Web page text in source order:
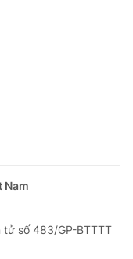
Nam
số 483/GP-BTTTT